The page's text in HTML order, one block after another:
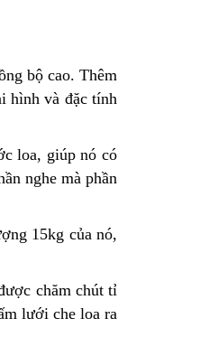
bộ cao. Thêm
hình và đặc tính
loa, giúp nó có
nghe mà phần
15kg của nó,
chăm chút tỉ
lưới che loa ra